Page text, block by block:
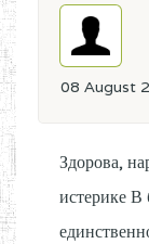
08 August
Здорова,
истерике В